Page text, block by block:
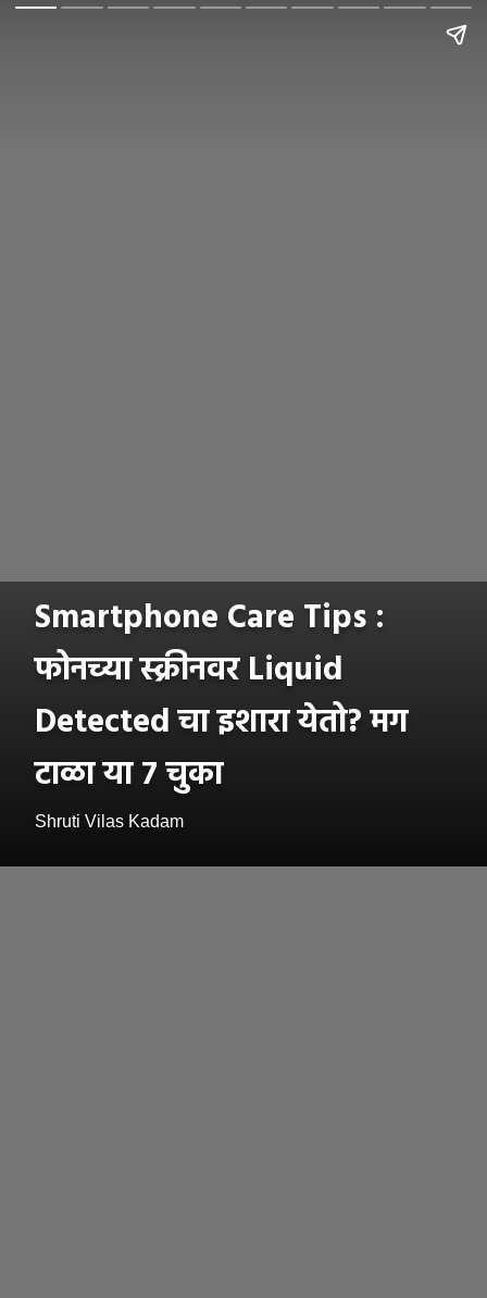
Smartphone Care Tips :
फोनच्या स्क्रीनवर Liquid
Detected चा इशारा येतो? मग
टाळा या ७ चुका
Shruti Vilas Kadam